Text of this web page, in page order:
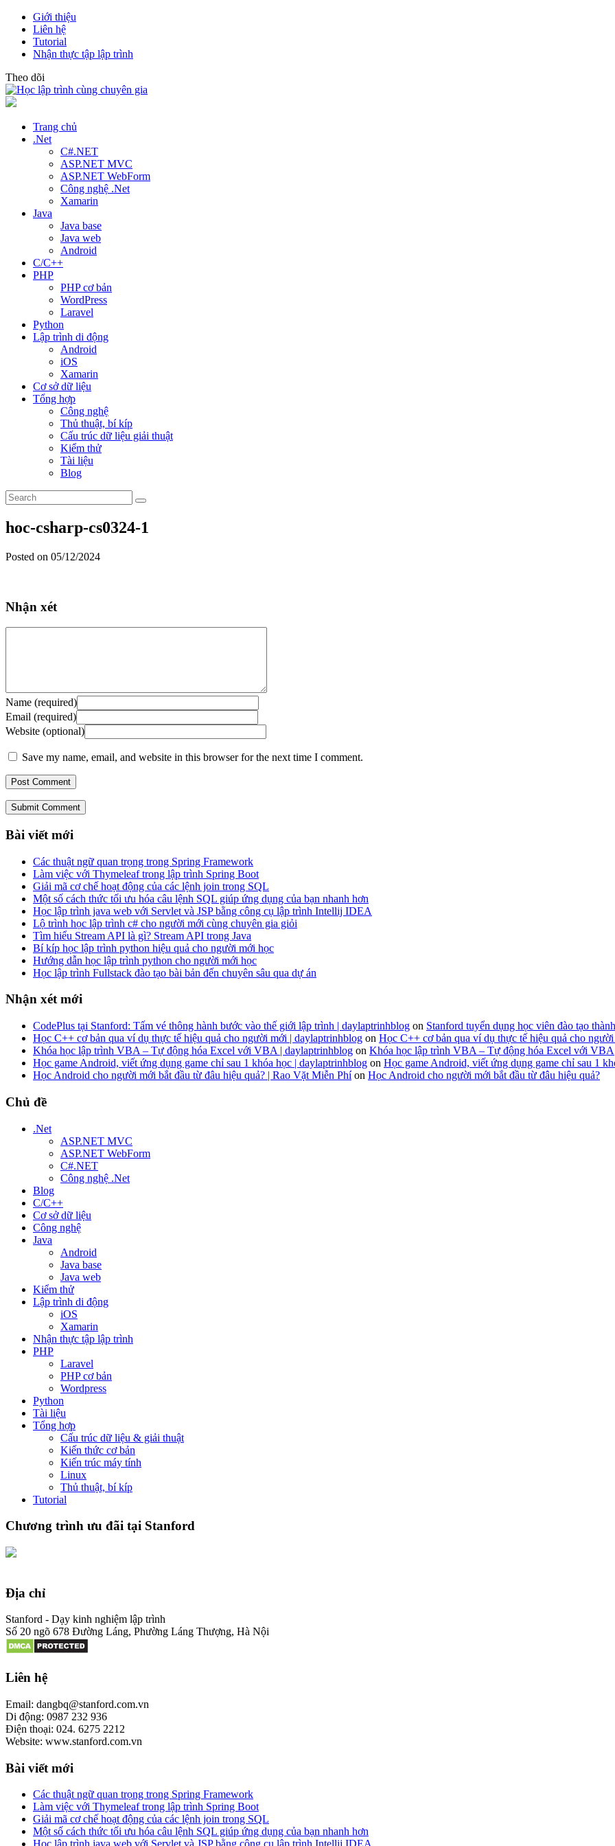
Giới thiệu
Liên hệ
Tutorial
Nhận thực tập lập trình
Theo dõi
Trang chủ
.Net
C#.NET
ASP.NET MVC
ASP.NET WebForm
Công nghệ .Net
Xamarin
Java
Java base
Java web
Android
C/C++
PHP
PHP cơ bản
WordPress
Laravel
Python
Lập trình di động
Android
iOS
Xamarin
Cơ sở dữ liệu
Tổng hợp
Công nghệ
Thủ thuật, bí kíp
Cấu trúc dữ liệu giải thuật
Kiểm thử
Tài liệu
Blog
hoc-csharp-cs0324-1
Posted on 05/12/2024
Nhận xét
Name (required)
Email (required)
Website (optional)
Save my name, email, and website in this browser for the next time I comment.
Submit Comment
Bài viết mới
Các thuật ngữ quan trọng trong Spring Framework
Làm việc với Thymeleaf trong lập trình Spring Boot
Giải mã cơ chế hoạt động của các lệnh join trong SQL
Một số cách thức tối ưu hóa câu lệnh SQL giúp ứng dụng của bạn nhanh hơn
Học lập trình java web với Servlet và JSP bằng công cụ lập trình Intellij IDEA
Lộ trình học lập trình c# cho người mới cùng chuyên gia giỏi
Tìm hiểu Stream API là gì? Stream API trong Java
Bí kíp học lập trình python hiệu quả cho người mới học
Hướng dẫn học lập trình python cho người mới học
Học lập trình Fullstack đào tạo bài bản đến chuyên sâu qua dự án
Nhận xét mới
CodePlus tại Stanford: Tấm vé thông hành bước vào thế giới lập trình | daylaptrinhblog on Stanford tuyển dụng học viên đào tạo
Học C++ cơ bản qua ví dụ thực tế hiệu quả cho người mới | daylaptrinhblog on Học C++ cơ bản qua ví dụ thực tế hiệu quả cho
Khóa học lập trình VBA – Tự động hóa Excel với VBA | daylaptrinhblog on Khóa học lập trình VBA – Tự động hóa Excel với VBA
Học game Android, viết ứng dụng game chỉ sau 1 khóa học | daylaptrinhblog on Học game Android, viết ứng dụng game chỉ sau 1
Học Android cho người mới bắt đầu từ đâu hiệu quả? | Rao Vặt Miễn Phíon Học Android cho người mới bắt đầu từ đâu hiệu quả?
Chủ đề
.Net
ASP.NET MVC
ASP.NET WebForm
C#.NET
Công nghệ .Net
Blog
C/C++
Cơ sở dữ liệu
Công nghệ
Java
Android
Java base
Java web
Kiểm thử
Lập trình di động
iOS
Xamarin
Nhận thực tập lập trình
PHP
Laravel
PHP cơ bản
Wordpress
Python
Tài liệu
Tổng hợp
Cấu trúc dữ liệu & giải thuật
Kiến thức cơ bản
Kiến trúc máy tính
Linux
Thủ thuật, bí kíp
Tutorial
Chương trình ưu đãi tại Stanford
Địa chỉ
Stanford - Dạy kinh nghiệm lập trình
Số 20 ngõ 678 Đường Láng, Phường Láng Thượng, Hà Nội
Liên hệ
Email: dangbq@stanford.com.vn
Di động: 0987 232 936
Điện thoại: 024. 6275 2212
Website: www.stanford.com.vn
Bài viết mới
Các thuật ngữ quan trọng trong Spring Framework
Làm việc với Thymeleaf trong lập trình Spring Boot
Giải mã cơ chế hoạt động của các lệnh join trong SQL
Một số cách thức tối ưu hóa câu lệnh SQL giúp ứng dụng của bạn nhanh hơn